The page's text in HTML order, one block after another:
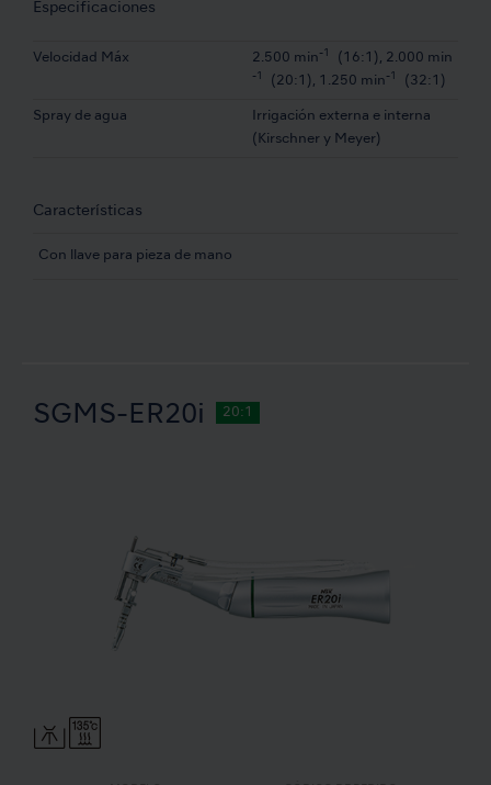
Especificaciones
Velocidad Máx 2.500 min -1 (16:1), 2.000 min
-1 (20:1), 1.250 min -1 (32:1)
Spray de agua
Irrigación externa e interna
(Kirschner y Meyer)
Características
Con llave para pieza de mano
SGMS-ER20i 20:1